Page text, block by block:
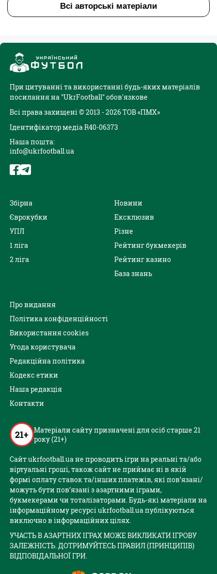
Всі авторські матеріали
При цитуванні та використанні будь-яких матеріалів
посилання на "UkrFootball" обов'язкове
Всі права захищені © 2013 - 2026 ТОВ «ПМХ»
Ідентифікатор медіа R40-06373
Наша пошта:
info@ukrfootball.ua
Збірна
Єврокубки
УПЛ
1 ліга
2 ліга
Новини
Ексклюзив
Різне
Рейтинг букмекерів
Рейтинг казино
База знань
Про видання
Політика конфіденційності
Використання cookies
Угода користувача
Редакційна політика
Кодекс етики
Наша редакція
Контакти
21+ Матеріали сайту призначені для осіб старше 21
року (21+)
Сайт ukrfootball.ua не проводить ігри на реальні та/або
віртуальні гроші, також сайт не приймає ні в якій
формі оплату ставок та/інших платежів, які пов’язані/
можуть бути пов’язані з азартними іграми,
букмекерами чи тоталізаторами. Будь-які матеріали на
інформаційному ресурсі ukrfootball.ua публікуються
виключно в інформаційних цілях.
УЧАСТЬ В АЗАРТНИХ ІГРАХ МОЖЕ ВИКЛИКАТИ ІГРОВУ
ЗАЛЕЖНІСТЬ. ДОТРИМУЙТЕСЬ ПРАВИЛ (ПРИНЦИПІВ)
ВІДПОВІДАЛЬНОЇ ГРИ.